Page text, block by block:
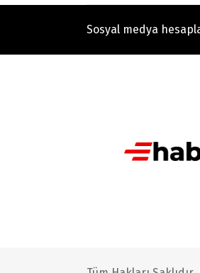
Sosyal medya